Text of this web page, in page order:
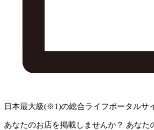
日本最大級(※1)の総合ライフポータルサ
あなたのお店を掲載しませんか？ あなた